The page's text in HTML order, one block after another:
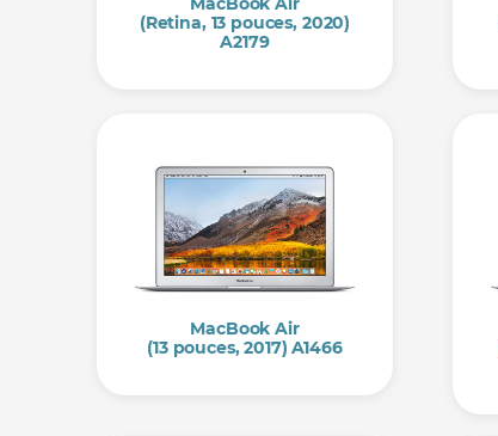
(Retina, 13 pouces, 2020)
A2179
MacBook Air
(13 pouces, 2017) A1466